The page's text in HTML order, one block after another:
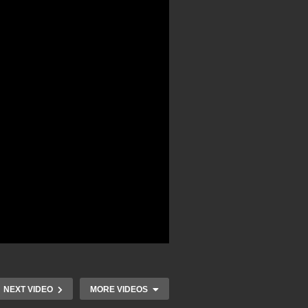
NEXT VIDEO MORE VIDEOS